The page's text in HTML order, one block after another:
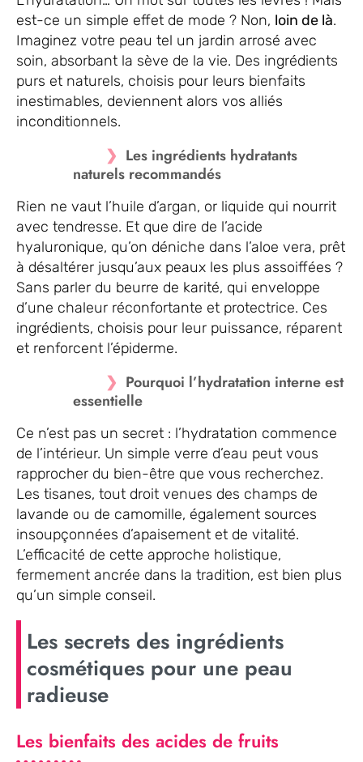
est-ce un simple effet de mode ? Non, loin de là.
Imaginez votre peau tel un jardin arrosé avec
soin, absorbant la sève de la vie. Des ingrédients
purs et naturels, choisis pour leurs bienfaits
inestimables, deviennent alors vos alliés
inconditionnels.
Les ingrédients hydratants
naturels recommandés
Rien ne vaut l’huile d’argan, or liquide qui nourrit
avec tendresse. Et que dire de l’acide
hyaluronique, qu’on déniche dans l’aloe vera, prêt
à désaltérer jusqu’aux peaux les plus assoiffées ?
Sans parler du beurre de karité, qui enveloppe
d’une chaleur réconfortante et protectrice. Ces
ingrédients, choisis pour leur puissance, réparent
et renforcent l’épiderme.
Pourquoi l’hydratation interne est
essentielle
Ce n’est pas un secret : l’hydratation commence
de l’intérieur. Un simple verre d’eau peut vous
rapprocher du bien-être que vous recherchez.
Les tisanes, tout droit venues des champs de
lavande ou de camomille, également sources
insoupçonnées d’apaisement et de vitalité.
L’efficacité de cette approche holistique,
fermement ancrée dans la tradition, est bien plus
qu’un simple conseil.
Les secrets des ingrédients
cosmétiques pour une peau
radieuse
Les bienfaits des acides de fruits